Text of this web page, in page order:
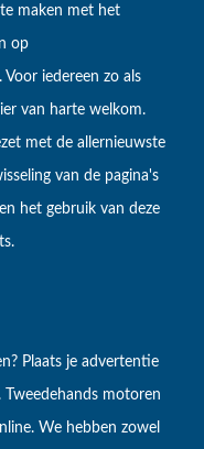
maken met het
op
iedereen zo als
van harte welkom.
met de allernieuwste
van de pagina's
het gebruik van deze
Plaats je advertentie
motoren
We hebben zowel